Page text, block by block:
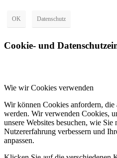
OK Datenschutz
Cookie- und
Wie wir Cookies verwenden
Wir können Cookies anfordern,
werden. Wir verwenden Cookies,
unsere Websites besuchen, wie
Nutzererfahrung verbessern und
anpassen.